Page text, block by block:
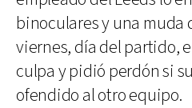
binoculares y una muda
viernes, día del partido,
culpa y pidió perdón si
ofendido al otro equipo.